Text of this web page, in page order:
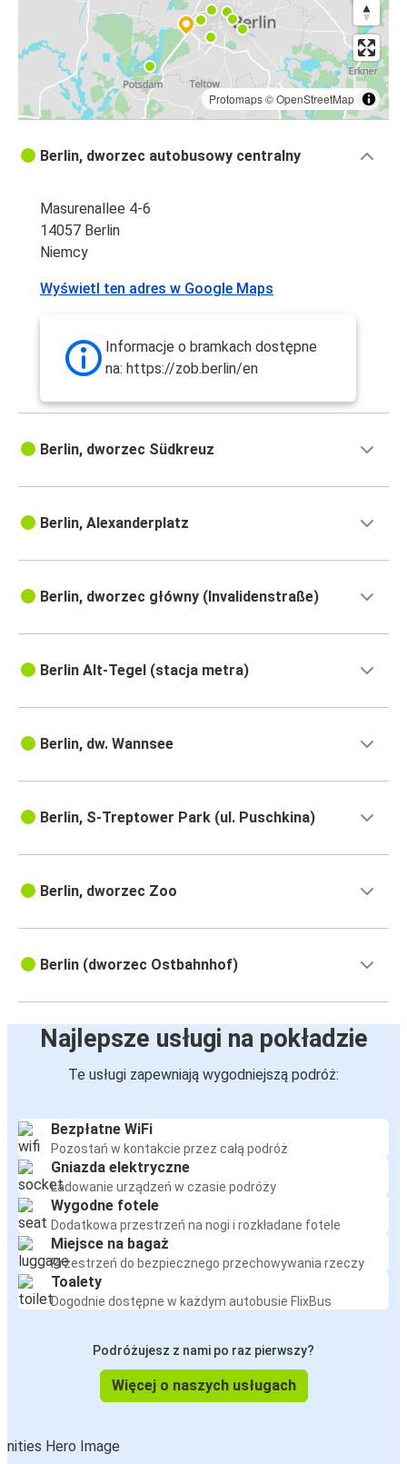
Protomaps©OpenStreetMap
Berlin, dworzec autobusowy centralny
Masurenallee 4-6
14057 Berlin
Niemcy
Wyświetl ten adres w Google Maps
Informacje o bramkach dostępne
na: https://zob.berlin/en
Berlin, dworzec Südkreuz
Berlin, Alexanderplatz
Berlin, dworzec główny (Invalidenstraße)
Berlin Alt-Tegel (stacja metra)
Berlin, dw. Wannsee
Berlin, S-Treptower Park (ul. Puschkina)
Berlin, dworzec Zoo
Berlin (dworzec Ostbahnhof)
Najlepsze usługi na pokładzie
Te usługi zapewniają wygodniejszą podróż:
Bezpłatne WiFi
Pozostań w kontakcie przez całą podróż
Gniazda elektryczne
Ładowanie urządzeń w czasie podróży
Wygodne fotele
Dodatkowa przestrzeń na nogi i rozkładane fotele
Miejsce na bagaż
Przestrzeń do bezpiecznego przechowywania rzeczy
Toalety
Dogodnie dostępne w każdym autobusie FlixBus
Podróżujesz z nami po raz pierwszy?
Więcej o naszych usługach